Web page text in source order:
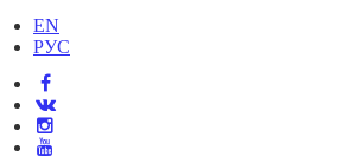
EN
РУС